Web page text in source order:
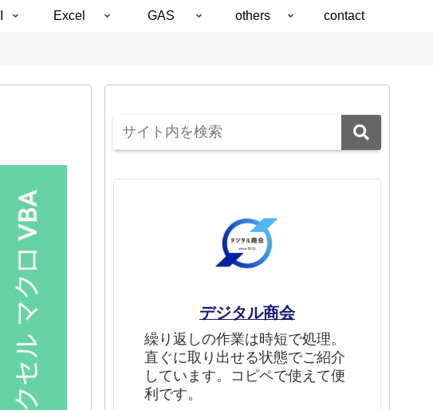
Excel GAS others contact
デジタル商会
繰り返しの作業は時短で処理。
直ぐに取り出せる状態でご紹介
しています。コピペで使えて便
利です。